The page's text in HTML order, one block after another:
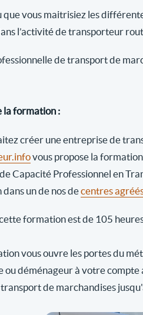
que vous maitrisiez les
l’activité de transporteur
de transport de
la formation :
créer une entreprise de
vous propose la formation
Capacité Professionnel en
un de nos decentres
formation est de 105
vous ouvre les portes du
ou déménageur à votre
de marchandises